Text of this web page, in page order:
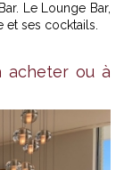
Le Lounge Bar,
et ses cocktails.
acheter ou à